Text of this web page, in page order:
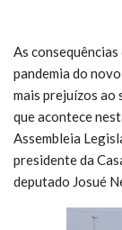
As
pandemia do
mais prejuízos ao
que acontece
Assembleia
presidente da
deputado Josué